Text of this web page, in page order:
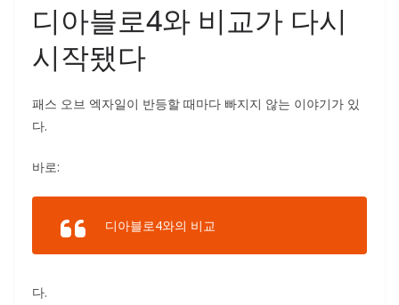
디아블로4와 비교가 다시
시작됐다
패스 오브 엑자일이 반등할 때마다 빠지지 않는 이야기가 있
다.
바로:
디아블로4와의 비교
다.